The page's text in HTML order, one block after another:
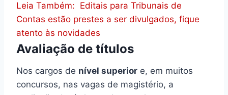
Leia Também: Editais para Tribunais de
Contas estão prestes a ser divulgados, fique
atento às novidades
Avaliação de títulos
Nos cargos de nível superior e, em muitos
concursos, nas vagas de magistério, a